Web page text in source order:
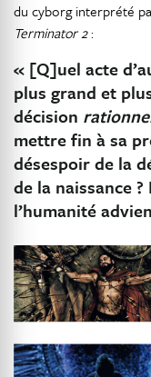
du cyborg interprété
Terminator 2:
« [Q]uel acte
plus grand et
décision
mettre fin à sa
désespoir de la
de la naissance
l’humanité